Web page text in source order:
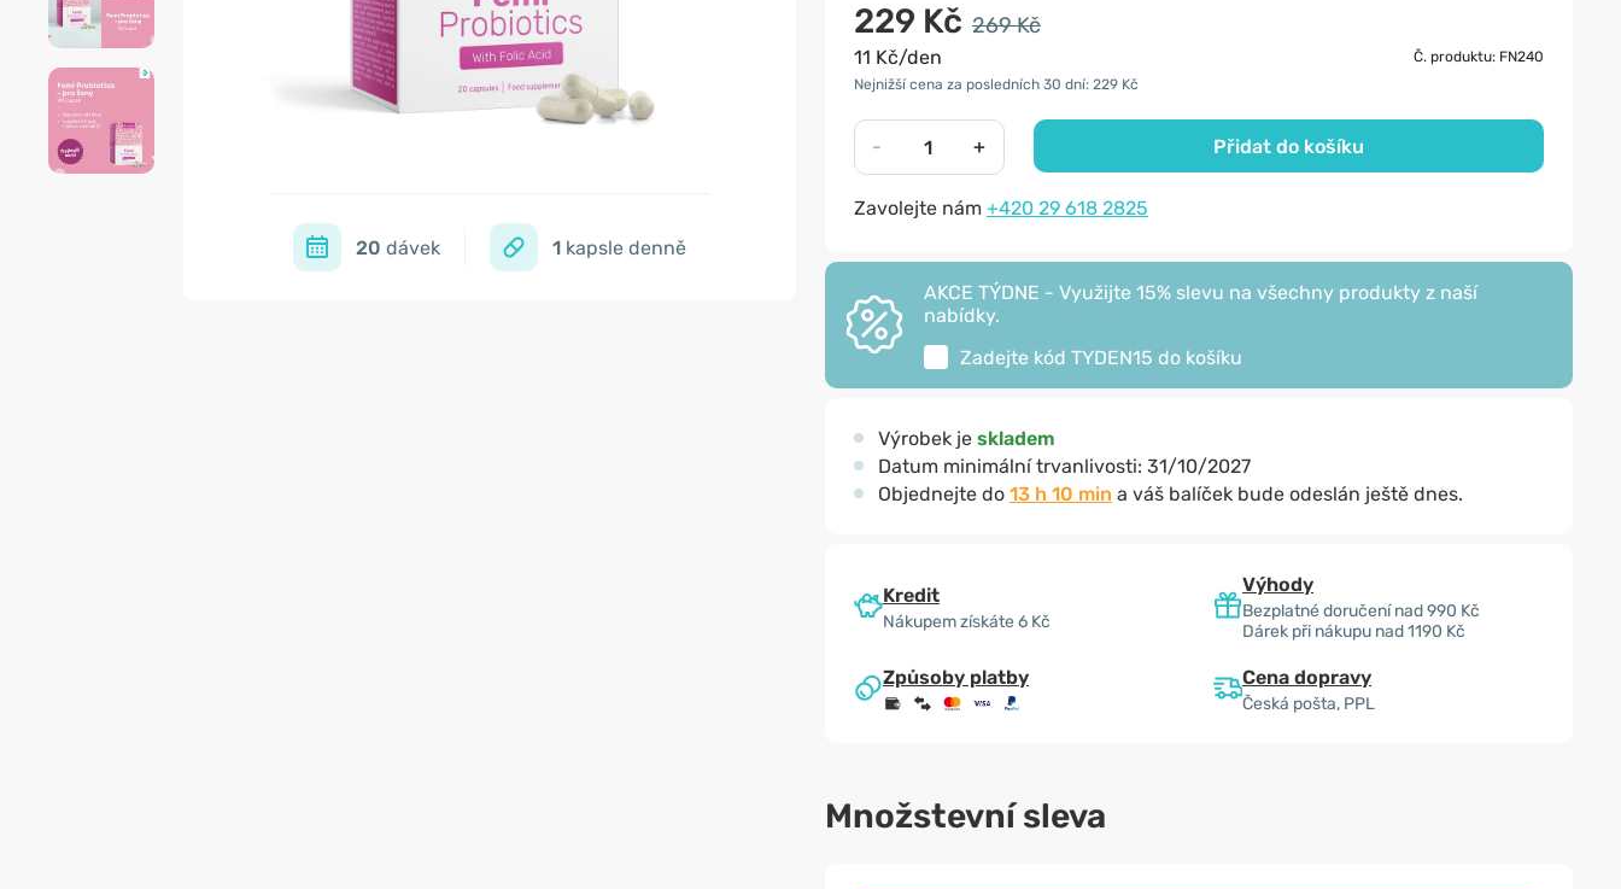
20 dávek 1 kapsle denně
229 Kč 269 Kč
11 Kč/den
Č. produktu: FN240
Nejnižší cena za posledních 30 dní: 229 Kč
- + Přidat do košíku
Zavolejte nám +420 29 618 2825
AKCE TÝDNE - Využijte 15% slevu na všechny produkty z naší
nabídky.
Zadejte kód TYDEN15 do košíku
Výrobek je skladem
Datum minimální trvanlivosti: 31/10/2027
Objednejte do 13 h 10 min a váš balíček bude odeslán ještě dnes.
Kredit
Nákupem získáte 6 Kč
Výhody
Bezplatné doručení nad 990 Kč
Dárek při nákupu nad 1190 Kč
Způsoby platby Cena dopravy
Česká pošta, PPL
Množstevní sleva